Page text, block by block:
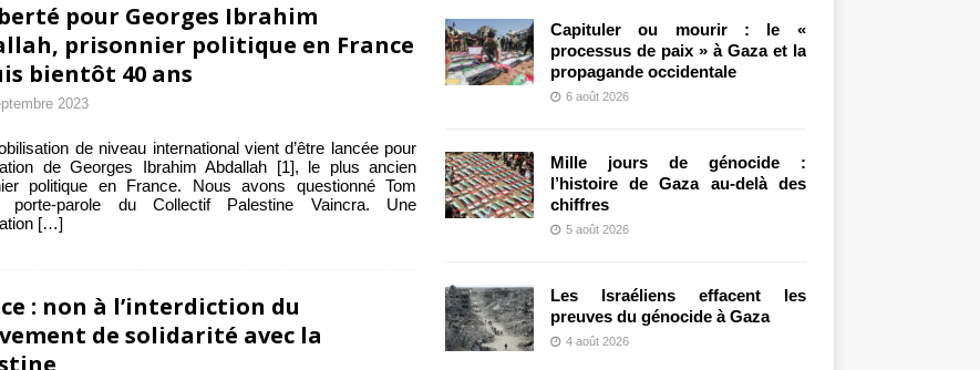
pour Georges Ibrahim
prisonnier politique en France
bientôt 40 ans
2023
de niveau international vient d’être lancée pour
de Georges Ibrahim Abdallah [1], le plus ancien
politique en France. Nous avons questionné Tom
porte-parole du Collectif Palestine Vaincra. Une
[…]
: non à l’interdiction du
de solidarité avec la
Capituler ou mourir : le «
processus de paix » à Gaza et la
propagande occidentale
6 août 2026
Mille jours de génocide :
l’histoire de Gaza au-delà des
chiffres
5 août 2026
Les Israéliens effacent les
preuves du génocide à Gaza
4 août 2026